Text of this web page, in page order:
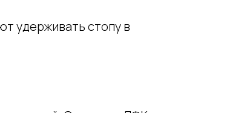
удерживать стопу в